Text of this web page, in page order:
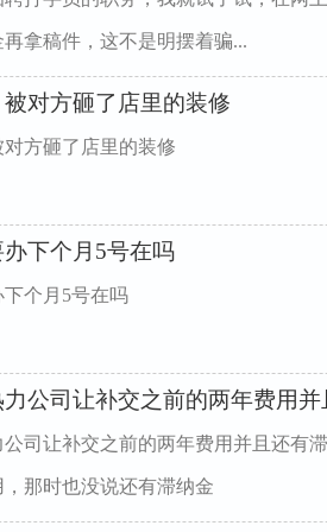
拿稿件，这不是明摆着骗...
对方砸了店里的装修
方砸了店里的装修
下个月5号在吗
个月5号在吗
公司让补交之前的两年费用
司让补交之前的两年费用并且还有
那时也没说还有滞纳金